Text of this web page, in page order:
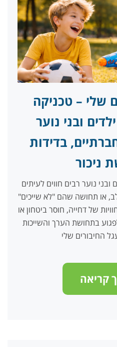
שלי – טכניקה
ובני נוער
בדידות
ניכור
נוער רבים חווים לעיתים
או תחושה שהם "לא שייכים"
של דחייה, חוסר ביטחון או
בתחושת הערך והשייכות
קריאה